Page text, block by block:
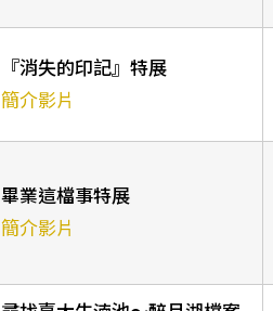
『消失的印記』特展
簡介影片
畢業這檔事特展
簡介影片